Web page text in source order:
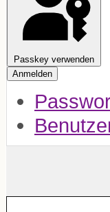
Passkey verwenden
Anmelden